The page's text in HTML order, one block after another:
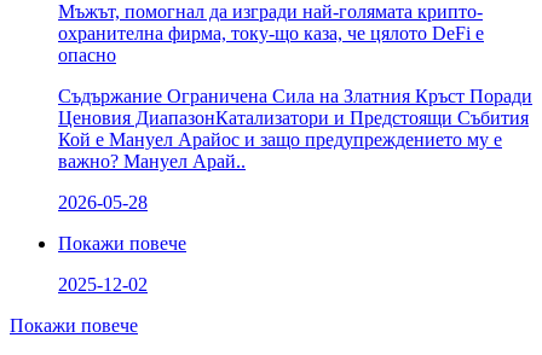
Мъжът, помогнал да изгради най-голямата крипто-
охранителна фирма, току-що каза, че цялото DeFi е
опасно
Съдържание Ограничена Сила на Златния Кръст Поради
Ценовия ДиапазонКатализатори и Предстоящи Събития
Кой е Мануел Арайос и защо предупреждението му е
важно? Мануел Арай..
2026-05-28
Покажи повече
2025-12-02
Покажи повече